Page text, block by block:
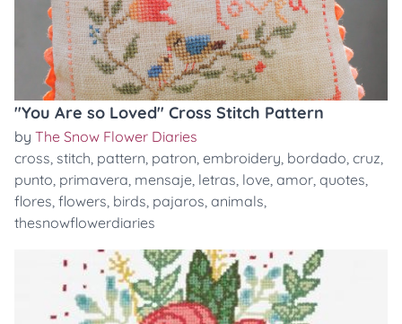
"You Are so Loved" Cross Stitch Pattern
by The Snow Flower Diaries
cross, stitch, pattern, patron, embroidery, bordado, cruz,
punto, primavera, mensaje, letras, love, amor, quotes,
flores, flowers, birds, pajaros, animals,
thesnowflowerdiaries